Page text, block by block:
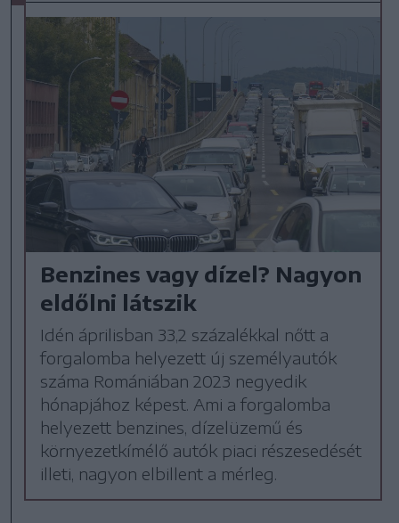
Benzines vagy dízel? Nagyon
eldőlni látszik
Idén áprilisban 33,2 százalékkal nőtt a
forgalomba helyezett új személyautók
száma Romániában 2023 negyedik
hónapjához képest. Ami a forgalomba
helyezett benzines, dízelüzemű és
környezetkímélő autók piaci részesedését
illeti, nagyon elbillent a mérleg.